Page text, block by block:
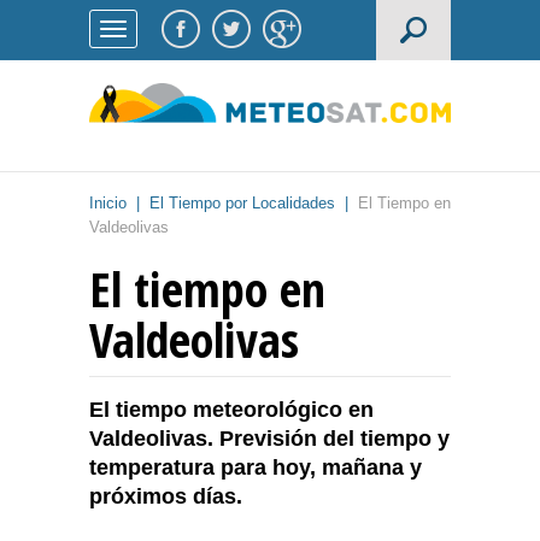
Inicio El Tiempo por Localidades
El Tiempo en
Valdeolivas
El tiempo en
Valdeolivas
El tiempo meteorológico en
Valdeolivas. Previsión del tiempo y
temperatura para hoy, mañana y
próximos días.